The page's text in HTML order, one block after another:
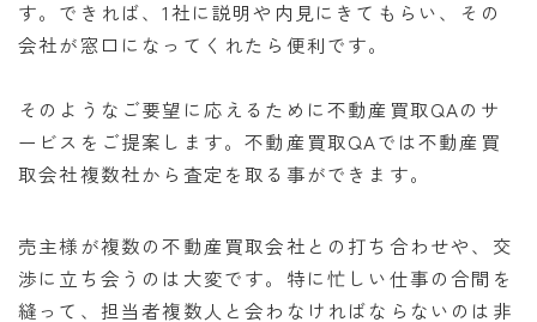
す。できれば、1社に説明や内見にきてもらい、その
会社が窓口になってくれたら便利です。
そのようなご要望に応えるために不動産買取QAのサ
ービスをご提案します。不動産買取QAでは不動産買
取会社複数社から査定を取る事ができます。
売主様が複数の不動産買取会社との打ち合わせや、交
渉に立ち会うのは大変です。特に忙しい仕事の合間を
縫って、担当者複数人と会わなければならないのは非